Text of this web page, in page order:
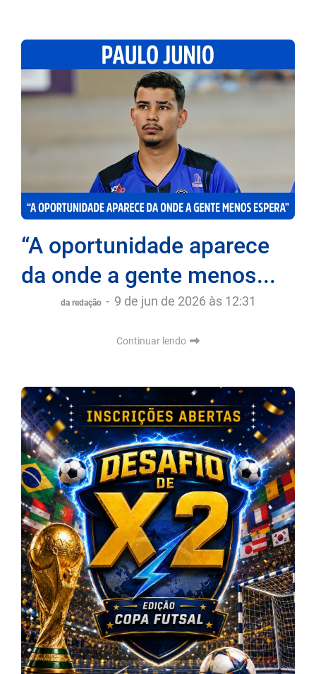
“A oportunidade aparece
da onde a gente menos...
da redação - 9 de jun de 2026 às 12:31
Continuar lendo